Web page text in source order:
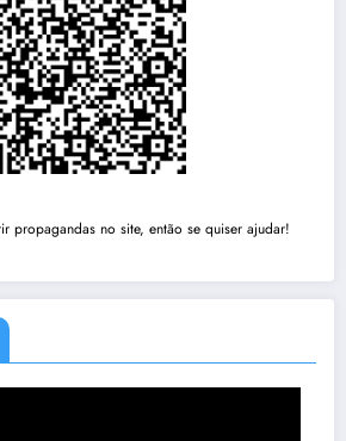
propagandas no site, então se quiser ajudar!